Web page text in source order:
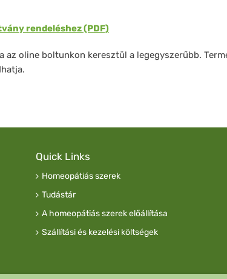
rendeléshez (PDF)
az oline boltunkon keresztül a legegyszerűbb.
Quick Links
Homeopátiás szerek
Tudástár
A homeopátiás szerek előállítása
Szállítási és kezelési költségek